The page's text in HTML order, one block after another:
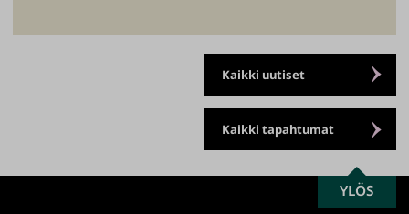
Kaikki uutiset
Kaikki tapahtumat
SCROLL
YLÖS